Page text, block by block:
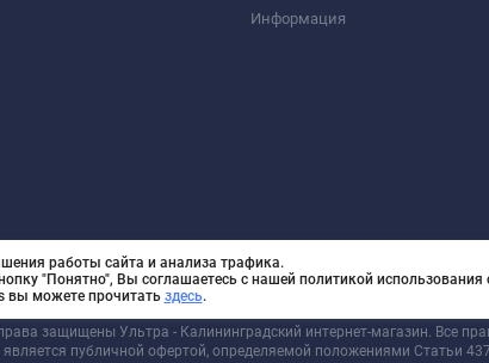
Информация
защищены Ультра - Калининградский интернет-магазин. Все
публичной офертой, определяемой положениями Статьи
работы сайта и анализа трафика.
"Понятно", Вы соглашаетесь с нашей политикой использования
вы можете прочитать здесь.